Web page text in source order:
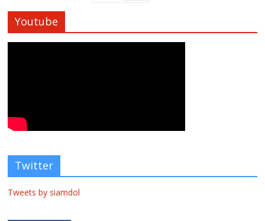
Youtube
Twitter
Tweets by siamdol